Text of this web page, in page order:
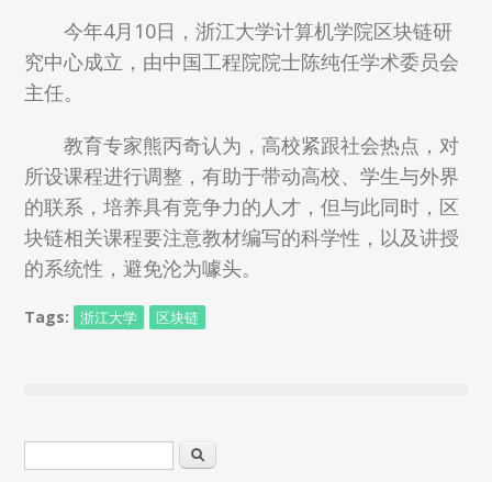
今年4月10日，浙江大学计算机学院区块链研
究中心成立，由中国工程院院士陈纯任学术委员会
主任。
教育专家熊丙奇认为，高校紧跟社会热点，对
所设课程进行调整，有助于带动高校、学生与外界
的联系，培养具有竞争力的人才，但与此同时，区
块链相关课程要注意教材编写的科学性，以及讲授
的系统性，避免沦为噱头。
Tags: 浙江大学 区块链
搜索表单 搜索